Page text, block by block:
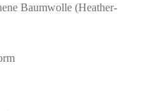
Baumwolle (Heather-